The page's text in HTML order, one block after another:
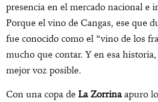
presencia en el mercado nacional e
Porque el vino de Cangas, ese que
fue conocido como el “vino de los
mucho que contar. Y en esa
mejor voz posible.
Con una copa de La Zorrinaapuro